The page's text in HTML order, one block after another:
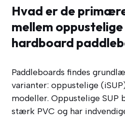
Hvad er de
mellem
hardboard
Paddleboards findes
varianter: oppustelige
modeller. Oppustelige SUP
stærk PVC og har